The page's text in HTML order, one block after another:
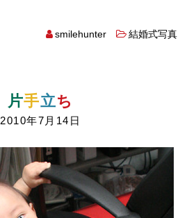
smilehunter 結婚式写真
片手立ち
2010年7月14日